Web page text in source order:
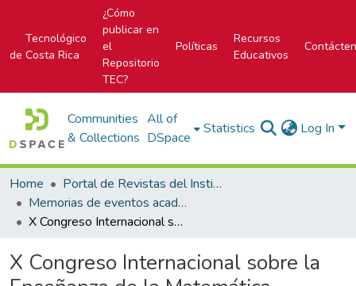
Tecnológico
de Costa Rica
¿Cómo
publicar en
el
Repositorio
TEC?
Políticas
Recursos
Educativos
Communities
& Collections
All of
DSpace
Statistics Log In
Home
Portal de Revistas del Instituto Tecnológico de Costa Rica
Memorias de eventos académicos TEC
X Congreso Internacional sobre la Enseñanza de la Matemática Asistida por Computadora
X Congreso Internacional sobre la